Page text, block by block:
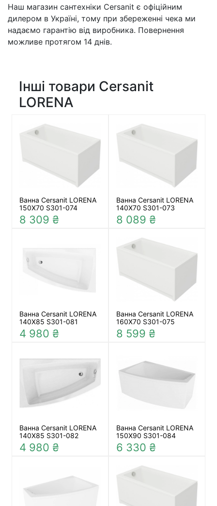
Наш магазин сантехніки Cersanit є офіційним
дилером в Україні, тому при збереженні чека ми
надаємо гарантію від виробника. Повернення
можливе протягом 14 днів.
Інші товари Cersanit
LORENA
Ванна Cersanit LORENA
150Х70 S301-074
8 309 ₴
Ванна Cersanit LORENA
140Х70 S301-073
8 089 ₴
Ванна Cersanit LORENA
140Х85 S301-081
4 980 ₴
Ванна Cersanit LORENA
160Х70 S301-075
8 599 ₴
Ванна Cersanit LORENA
140Х85 S301-082
4 980 ₴
Ванна Cersanit LORENA
150Х90 S301-084
6 330 ₴